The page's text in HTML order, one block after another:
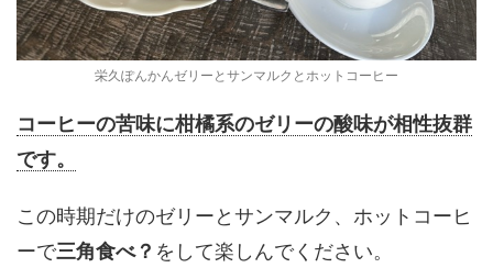
栄久ぽんかんゼリーとサンマルクとホットコーヒー
コーヒーの苦味に柑橘系のゼリーの酸味が相性抜群
です。
この時期だけのゼリーとサンマルク、ホットコーヒ
ーで三角食べ？ をして楽しんでください。